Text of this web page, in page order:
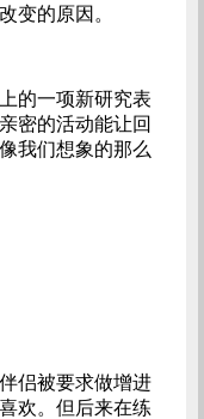
变的原因。
的一项新研究表
密的活动能让回
我们想象的那么
侣被要求做增进
欢。但后来在练